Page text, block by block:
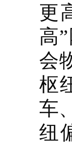
更
高
会
枢
车
纽